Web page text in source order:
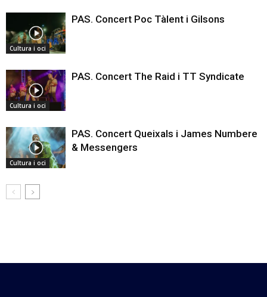
Cultura i oci
PAS. Concert Poc Tàlent i Gilsons
Cultura i oci
PAS. Concert The Raid i TT Syndicate
Cultura i oci
PAS. Concert Queixals i James Numbere
& Messengers